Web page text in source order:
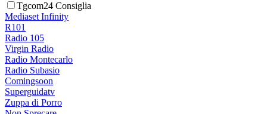
Tgcom24 Consiglia
Mediaset Infinity
R101
Radio 105
Virgin Radio
Radio Montecarlo
Radio Subasio
Comingsoon
Superguidatv
Zuppa di Porro